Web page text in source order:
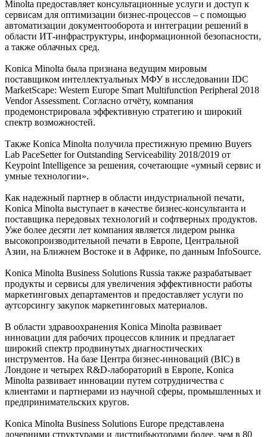
Minolta предоставляет консультационные услуги и доступ к
сервисам для оптимизации бизнес-процессов – с помощью
автоматизации документооборота и интеграции решений в
области ИТ-инфраструктуры, информационной безопасности,
а также облачных сред.
Konica Minolta была признана ведущим мировым
поставщиком интеллектуальных МФУ в исследовании IDC
MarketScape: Western Europe Smart Multifunction Peripheral 2018
Vendor Assessment. Согласно отчёту, компания
продемонстрировала эффективную стратегию и широкий
спектр возможностей.
Также Konica Minolta получила престижную премию Buyers
Lab PaceSetter for Outstanding Serviceability 2018/2019 от
Keypoint Intelligence за решения, сочетающие «умный сервис и
умные технологии».
Как надежный партнер в области индустриальной печати,
Konica Minolta выступает в качестве бизнес-консультанта и
поставщика передовых технологий и софтверных продуктов.
Уже более десяти лет компания является лидером рынка
высокопроизводительной печати в Европе, Центральной
Азии, на Ближнем Востоке и в Африке, по данным InfoSource.
Konica Minolta Business Solutions Russia также разрабатывает
продукты и сервисы для увеличения эффективности работы
маркетинговых департаментов и предоставляет услуги по
аутсорсингу закупок маркетинговых материалов.
В области здравоохранения Konica Minolta развивает
инновации для рабочих процессов клиник и предлагает
широкий спектр продвинутых диагностических
инструментов. На базе Центра бизнес-инноваций (BIC) в
Лондоне и четырех R&D-лабораторий в Европе, Konica
Minolta развивает инновации путем сотрудничества с
клиентами и партнерами из научной сферы, промышленных и
предпринимательских кругов.
Konica Minolta Business Solutions Europe представлена
дочерними структурами и дистрибьюторами более, чем в 80